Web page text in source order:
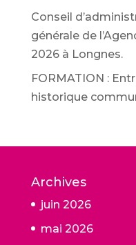
Conseil
générale de
2026 à Longnes.
FORMATION :
historique
Archives
juin 2026
mai 2026